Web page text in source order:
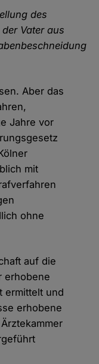
des
Vater aus
Aber das
Jahre vor
mit
ohne
auf die
erhobene
ermittelt und
erhobene